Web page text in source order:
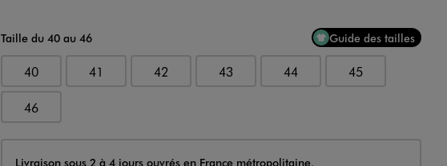
Taille du 40 au 46 Guide des tailles
40 41 42 43 44 45
46
Livraison
Livraison sous 2 à 4 jours ouvrés en France métropolitaine.